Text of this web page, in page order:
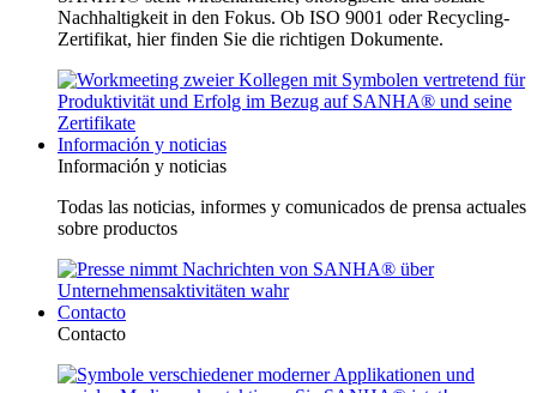
Nachhaltigkeit in den Fokus. Ob ISO 9001 oder Recycling-
Zertifikat, hier finden Sie die richtigen Dokumente.
Información y noticias
Información y noticias
Todas las noticias, informes y comunicados de prensa actuales
sobre productos
Contacto
Contacto